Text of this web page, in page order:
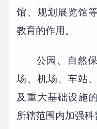
馆、规划展览馆
教育的作用。
公园、自然
场、机场、车站
及重大基础设施
所辖范围内加强科